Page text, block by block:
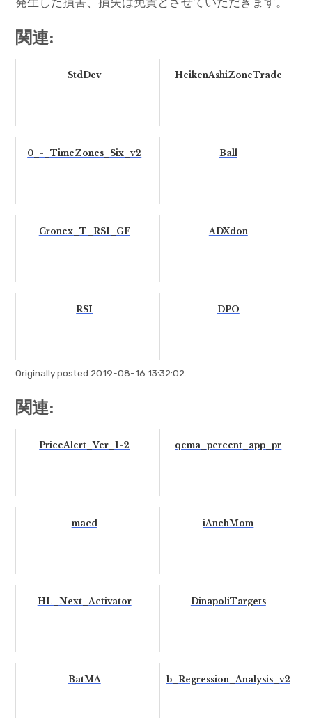
関連:
StdDev HeikenAshiZoneTrade
0_-_TimeZones_Six_v2 Ball
Cronex_T_RSI_GF ADXdon
RSI DPO
Originally posted 2019-08-16 13:32:02.
関連:
PriceAlert_Ver_1-2 qema_percent_app_pr
macd iAnchMom
HL_Next_Activator DinapoliTargets
BatMA b_Regression_Analysis_v2